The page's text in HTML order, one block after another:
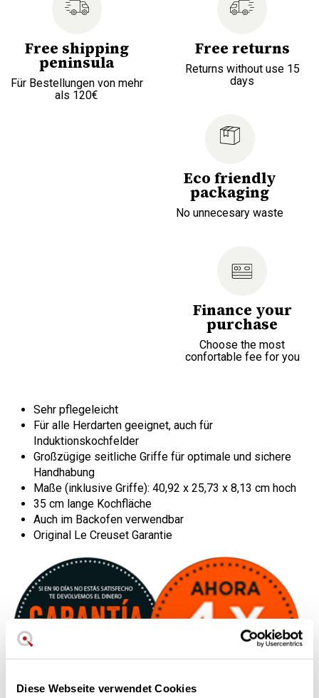
Diese Webseite verwendet Cookies
Free shipping
peninsula
Für Bestellungen von mehr
als 120€
Free returns
Returns without use 15
days
Eco friendly
packaging
No unnecesary waste
Finance your
purchase
Choose the most
confortable fee for you
Sehr pflegeleicht
Für alle Herdarten geeignet, auch für
Induktionskochfelder
Großzügige seitliche Griffe für optimale und sichere
Handhabung
Maße (inklusive Griffe): 40,92 x 25,73 x 8,13 cm hoch
35 cm lange Kochfläche
Auch im Backofen verwendbar
Original Le Creuset Garantie